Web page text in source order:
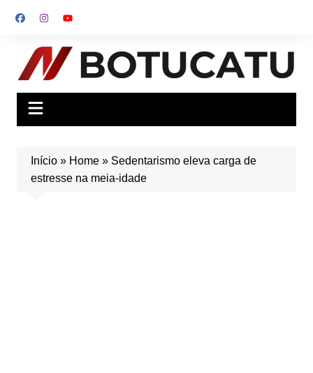
para
conteúdo
Início» Home» Sedentarismo eleva carga de
estresse na meia-idade